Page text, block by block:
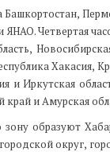
Четвертая
Хакасия,
и Иркутская
и Амурская
образуют
округ,